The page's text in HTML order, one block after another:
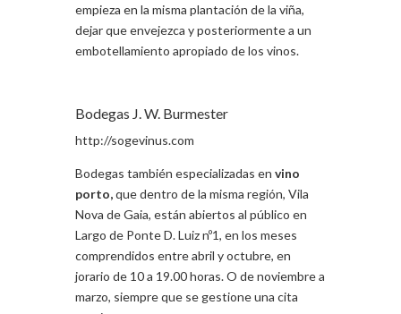
empieza en la misma plantación de la viña,
dejar que envejezca y posteriormente a un
embotellamiento apropiado de los vinos.
Bodegas J. W. Burmester
http://sogevinus.com
Bodegas también especializadas en vino
porto,que dentro de la misma región, Vila
Nova de Gaia, están abiertos al público en
Largo de Ponte D. Luiz nº1, en los meses
comprendidos entre abril y octubre, en
jorario de 10 a 19.00 horas. O de noviembre a
marzo, siempre que se gestione una cita